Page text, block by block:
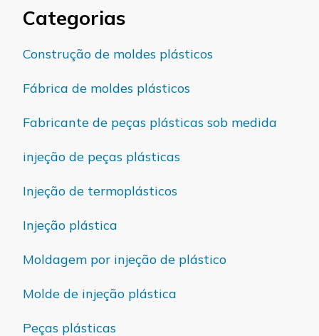
Categorias
Construção de moldes plásticos
Fábrica de moldes plásticos
Fabricante de peças plásticas sob medida
injeção de peças plásticas
Injeção de termoplásticos
Injeção plástica
Moldagem por injeção de plástico
Molde de injeção plástica
Peças plásticas